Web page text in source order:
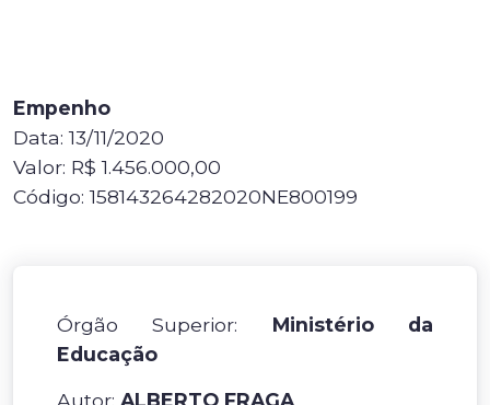
Empenho
Data: 13/11/2020
Valor: R$ 1.456.000,00
Código: 158143264282020NE800199
Órgão Superior: Ministério da
Educação
Autor: ALBERTO FRAGA